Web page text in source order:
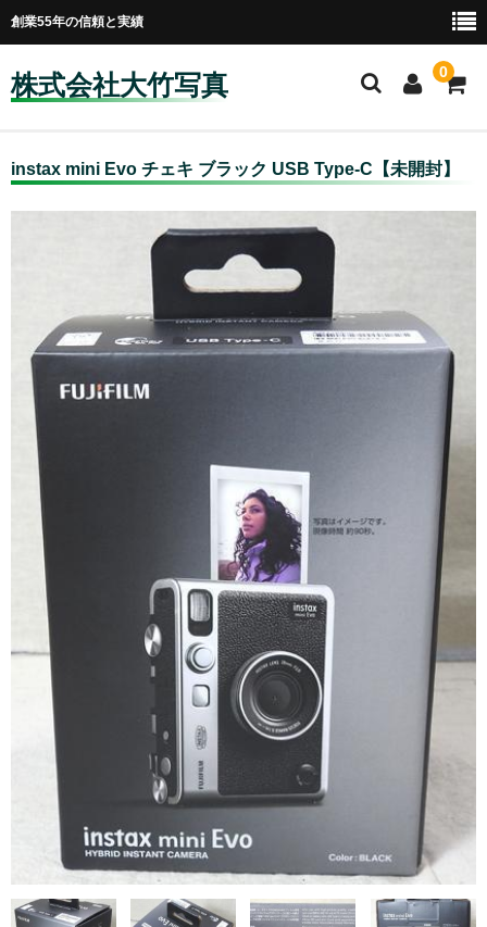
創業55年の信頼と実績
株式会社大竹写真 0
ホーム
会社案内
プライバシーポリシー
プリントハウス30
営業案内
画像処理
おやつ堂本舗
学校アルバム作例
集合写真作例
その他作例
お問い合わせ
通信販売
今月の特価品
instax mini Evo チェキ ブラック USB Type-C【未開封】